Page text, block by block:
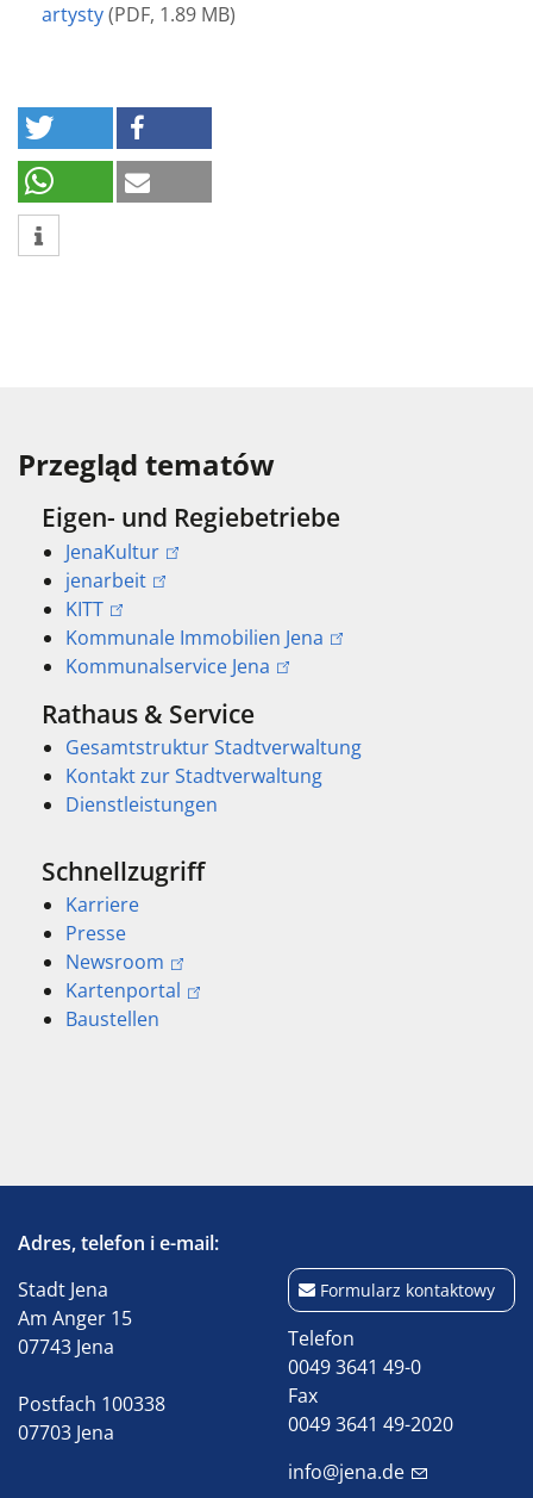
artysty(PDF, 1.89 MB)
Przegląd tematów
Eigen- und Regiebetriebe
JenaKultur
jenarbeit
KITT
Kommunale Immobilien Jena
Kommunalservice Jena
Rathaus & Service
Gesamtstruktur Stadtverwaltung
Kontakt zur Stadtverwaltung
Dienstleistungen
Schnellzugriff
Karriere
Presse
Newsroom
Kartenportal
Baustellen
Adres, telefon i e-mail:
Stadt Jena
Am Anger 15
07743 Jena
Postfach 100338
07703 Jena
Formularz kontaktowy
Telefon
0049 3641 49-0
Fax
0049 3641 49-2020
info@jena.de